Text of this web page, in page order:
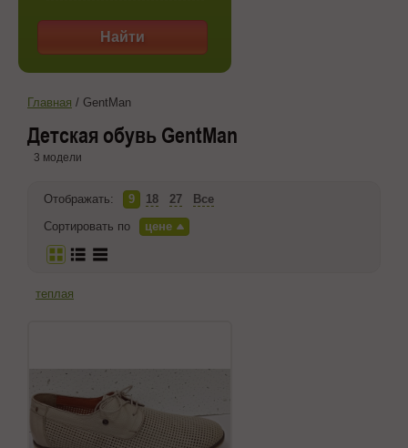
Найти
Главная / GentMan
Детская обувь GentMan
3 модели
Отображать: 9 18 27
Все
Сортировать по
цене
теплая